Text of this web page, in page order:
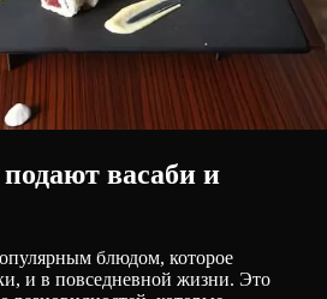
васаби и
блюдом, которое
и в повседневной жизни. Это